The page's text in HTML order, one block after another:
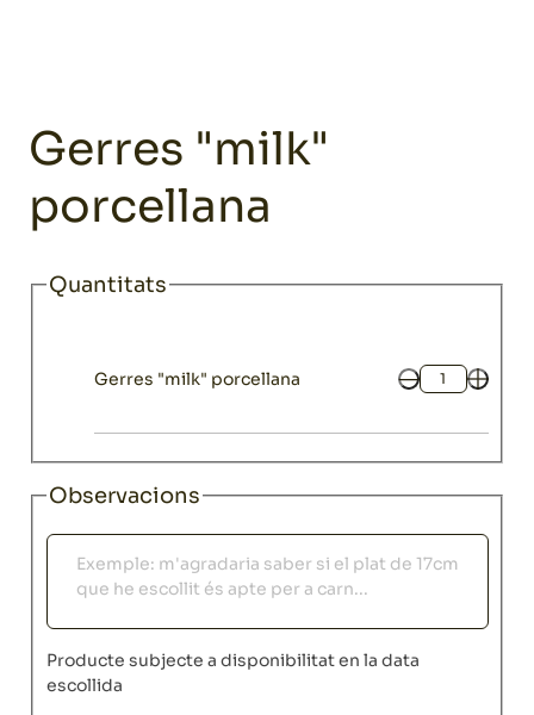
Gerres "milk"
porcellana
Quantitats
Gerres "milk" porcellana Quantitat
Observacions
Observacions
Producte subjecte a disponibilitat en la data
escollida